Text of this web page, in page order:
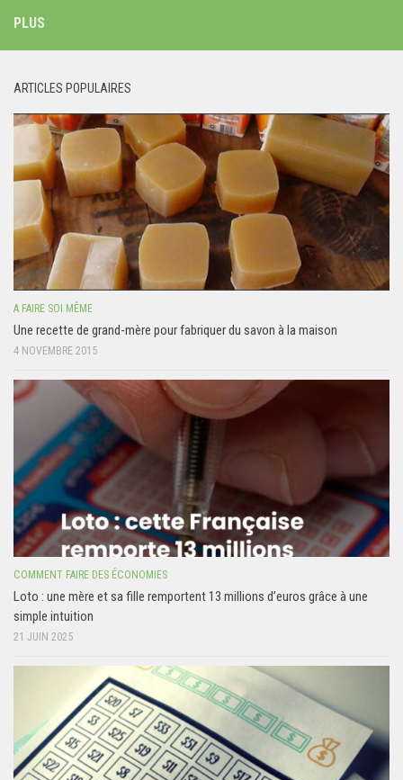
PLUS
ARTICLES POPULAIRES
A FAIRE SOI MÊME
Une recette de grand-mère pour fabriquer du savon à la maison
4 NOVEMBRE 2015
COMMENT FAIRE DES ÉCONOMIES
Loto : une mère et sa fille remportent 13 millions d’euros grâce à une
simple intuition
21 JUIN 2025